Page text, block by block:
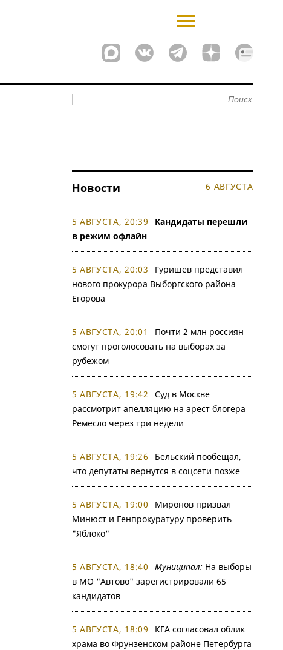
Новости 6 АВГУСТА
5 АВГУСТА, 20:39
Кандидаты перешли
в режим офлайн
5 АВГУСТА, 20:03
Гуришев представил
нового прокурора Выборгского района
Егорова
5 АВГУСТА, 20:01
Почти 2 млн россиян
смогут проголосовать на выборах за
рубежом
5 АВГУСТА, 19:42
Суд в Москве
рассмотрит апелляцию на арест блогера
Ремесло через три недели
5 АВГУСТА, 19:26
Бельский пообещал,
что депутаты вернутся в соцсети позже
5 АВГУСТА, 19:00
Миронов призвал
Минюст и Генпрокуратуру проверить
"Яблоко"
5 АВГУСТА, 18:40 Муниципал: На выборы
в МО "Автово" зарегистрировали 65
кандидатов
5 АВГУСТА, 18:09
КГА согласовал облик
храма во Фрунзенском районе Петербурга